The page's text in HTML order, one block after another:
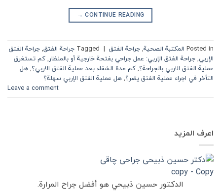
CONTINUE READING
→
Posted in المكتبة الصحية,جراحة الفتق |
Tagged جراحة الفتق,جراحة الفتق
الإربي,جراحة الفتق الإربي: عمل جراحي بفتحة خارجية أو بالمنظار,كم تستغرق
عملية الفتق الاربي بالجراحة؟,كم مدة الشفاء بعد عملية الفتق الاربي؟,هل
التأخر في اجراء عملية الفتق يضر؟,هل عملية الفتق الإربي سهلة؟
Leave a comment
اعرف المزيد
الدكتور حسين ذبيحي هو أفضل جراح المرارة.